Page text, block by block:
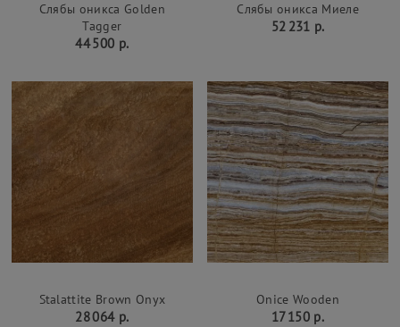
Слябы оникса Golden
Tagger
44 500 р.
Слябы оникса Миеле
52 231 р.
Stalattite Brown Onyx
28 064 р.
Onice Wooden
17 150 р.